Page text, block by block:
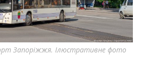
информацию о событиях
города Запорожья и области.
Запоріжжя. Ілюстративне фото